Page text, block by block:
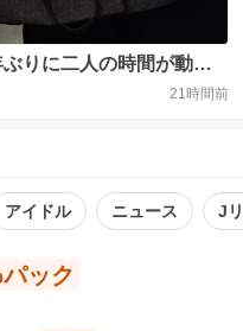
りに二人の時間が動き
の夜”― 第一夜 京都 ⠀ #
ゆ #三浦貴大
21時間前
アイドル ニュース J
ック